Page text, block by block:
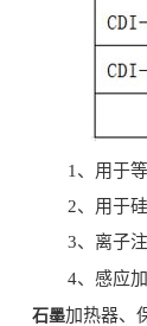
1、用于等
2、用于硅外
3、离子注
4、感应加
石墨加热器、